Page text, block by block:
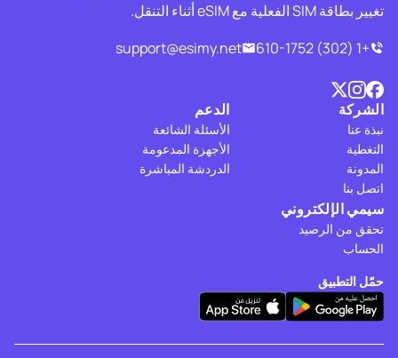
تغيير بطاقة SIM الفعلية مع eSIM أثناء التنقل.
+1 (302) 610-1752
support@esimy.net
الشركة
نبذة عنا
التغطية
المدونة
اتصل بنا
الدعم
الأسئلة الشائعة
الأجهزة المدعومة
الدردشة المباشرة
سيمي الإلكتروني
تحقق من الرصيد
الحساب
حمّل التطبيق